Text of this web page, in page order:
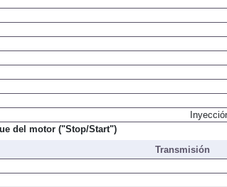
del motor ("Stop/Start")
Transmisión